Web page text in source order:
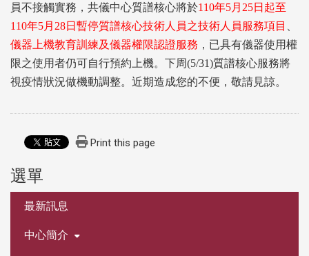
員不接觸實務，共儀中心質譜核心將於110年5月25日起至
110年5月28日暫停質譜核心技術人員之技術人員服務項目
儀器上機教育訓練及儀器權限認證服務 ，已具有儀器使用權
限之使用者仍可自行預約上機。下周(5/31)質譜核心服務將
視疫情狀況做機動調整。近期造成您的不便，敬請見諒。
Print this page
選單
最新訊息
中心簡介